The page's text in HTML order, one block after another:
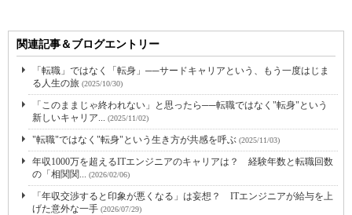
関連記事＆ブログエントリー
「転職」ではなく「転身」──サードキャリアという、もう一度はじま
る人生の旅 (2025/10/30)
「このままじゃ終われない」と思ったら──転職ではなく"転身"という
新しいキャリア...
(2025/11/02)
"転職"ではなく"転身"という生き方が共感を呼ぶ (2025/11/03)
年収1000万を超えるITエンジニアのキャリアは？ 経験年数と転職回数
の「相関関...
(2026/02/06)
「年収交渉すると印象が悪くなる」は妄想？ ITエンジニアが給与を上
げた意外な一手 (2026/07/29)